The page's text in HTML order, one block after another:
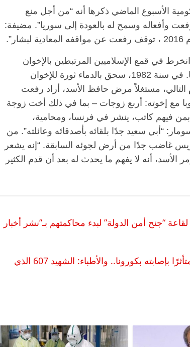
الأسبوع الماضي ذكرها أنه “من أجل منع
وأفعاله وسمح له بالعودة إلى سوريا”. مضيفة:
انخرط في قمع الإسلاميين المرتبطين بالإخوان
المسلمين، الذين ضاعفوا الهجمات في جميع أنحاء سوريا. في سنة 1982، سحق بالدماء ثورة للإخوان
التالي، مستغلاً مرض حافظ الأسد، أراد رفعت
مع إخوته: أربع زوجات – بما في ذلك أخت زوجة
بمن فيهم كاتب، ينشر في فرنسا، ومحامية،
بالإضافة إلى 200 رجل. يقول سومار: “أبي سعيد جدًا بلقائه بأصدقائه وعائلته”. من
غاضب جدًا من أرض لجوئه السابقة. “إنه يشعر
أنه لا يفهم ما يحدث له بعد أن قدم الكثير
“جنح أمن الدولة” لبدء محاكمتهم بـ”نشر أخبار
د. طارق بشاي الاستشاري بالمعهد القومي للقلب يرحل متأثرًا بإصابته بكورونا.. والأطباء: الشهيد 607 الذي